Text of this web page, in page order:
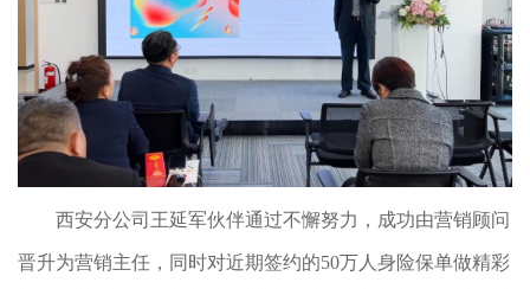
西安分公司王延军伙伴通过不懈努力，成功由营销顾问
晋升为营销主任，同时对近期签约的50万人身险保单做精彩